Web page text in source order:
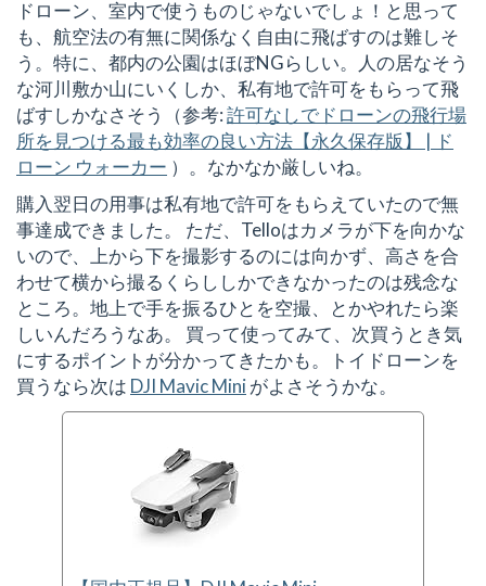
ドローン、室内で使うものじゃないでしょ！と思って
も、航空法の有無に関係なく自由に飛ばすのは難しそ
う。特に、都内の公園はほぼNGらしい。人の居なそう
な河川敷か山にいくしか、私有地で許可をもらって飛
ばすしかなさそう（参考:許可なしでドローンの飛行場
所を見つける最も効率の良い方法【永久保存版】 | ド
ローン ウォーカー ）。なかなか厳しいね。
購入翌日の用事は私有地で許可をもらえていたので無
事達成できました。 ただ、Telloはカメラが下を向かな
いので、上から下を撮影するのには向かず、高さを合
わせて横から撮るくらししかできなかったのは残念な
ところ。地上で手を振るひとを空撮、とかやれたら楽
しいんだろうなあ。 買って使ってみて、次買うとき気
にするポイントが分かってきたかも。トイドローンを
買うなら次は DJI Mavic Miniがよさそうかな。